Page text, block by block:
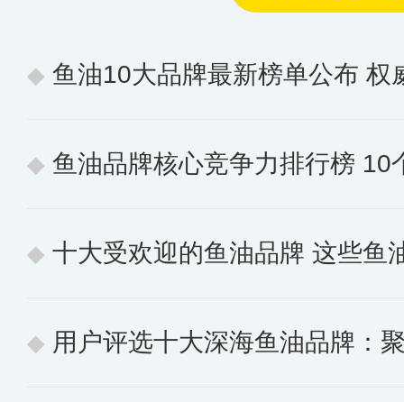
鱼油10大品牌最新榜单公布 权
鱼油品牌核心竞争力排行榜 10个
十大受欢迎的鱼油品牌 这些鱼
用户评选十大深海鱼油品牌：聚焦